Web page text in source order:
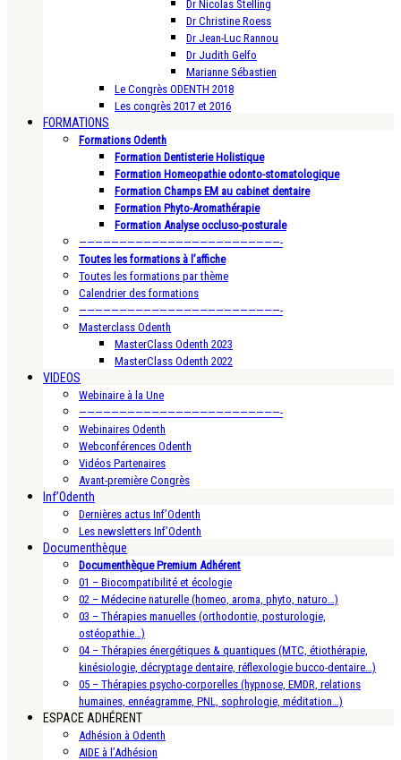
Dr Nicolas Stelling
Dr Christine Roess
Dr Jean-Luc Rannou
Dr Judith Gelfo
Marianne Sébastien
Le Congrès ODENTH 2018
Les congrès 2017 et 2016
FORMATIONS
Formations Odenth
Formation Dentisterie Holistique
Formation Homeopathie odonto-stomatologique
Formation Champs EM au cabinet dentaire
Formation Phyto-Aromathérapie
Formation Analyse occluso-posturale
—————————————————————————-
Toutes les formations à l’affiche
Toutes les formations par thème
Calendrier des formations
—————————————————————————-
Masterclass Odenth
MasterClass Odenth 2023
MasterClass Odenth 2022
VIDEOS
Webinaire à la Une
—————————————————————————-
Webinaires Odenth
Webconférences Odenth
Vidéos Partenaires
Avant-première Congrès
Inf’Odenth
Dernières actus Inf’Odenth
Les newsletters Inf’Odenth
Documenthèque
Documenthèque Premium Adhérent
01 – Biocompatibilité et écologie
02 – Médecine naturelle (homeo, aroma, phyto, naturo…)
03 – Thérapies manuelles (orthodontie, posturologie,
ostéopathie…)
04 – Thérapies énergétiques & quantiques (MTC, étiothérapie,
kinésiologie, décryptage dentaire, réflexologie bucco-dentaire…)
05 – Thérapies psycho-corporelles (hypnose, EMDR, relations
humaines, ennéagramme, PNL, sophrologie, méditation…)
ESPACE ADHÉRENT
Adhésion à Odenth
AIDE à l’Adhésion